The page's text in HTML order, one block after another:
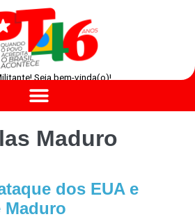
Seja bem-vinda(o)!
Maduro
dos EUA e
Maduro